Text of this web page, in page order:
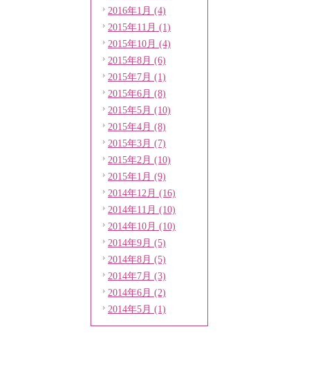
2016年1月 (4)
2015年11月 (1)
2015年10月 (4)
2015年8月 (6)
2015年7月 (1)
2015年6月 (8)
2015年5月 (10)
2015年4月 (8)
2015年3月 (7)
2015年2月 (10)
2015年1月 (9)
2014年12月 (16)
2014年11月 (10)
2014年10月 (10)
2014年9月 (5)
2014年8月 (5)
2014年7月 (3)
2014年6月 (2)
2014年5月 (1)